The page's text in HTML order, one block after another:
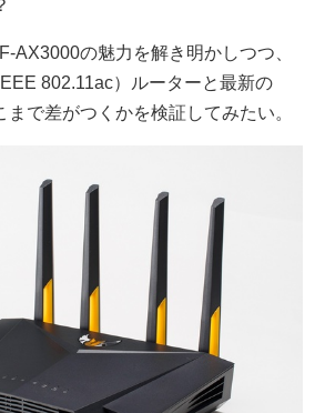
AX3000の魅力を解き明かしつつ、
802.11ac）ルーターと最新の
で差がつくかを検証してみたい。